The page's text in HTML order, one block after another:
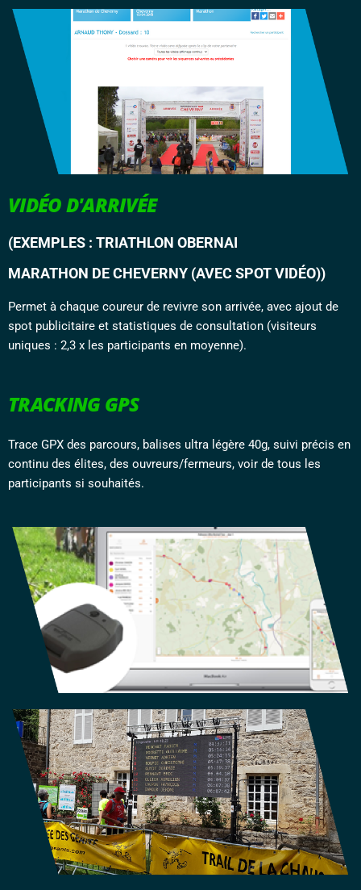
VIDÉO D'ARRIVÉE
(EXEMPLES : TRIATHLON OBERNAI
MARATHON DE CHEVERNY (AVEC SPOT VIDÉO))
Permet à chaque coureur de revivre son arrivée, avec ajout de
spot publicitaire et statistiques de consultation (visiteurs
uniques : 2,3 x les participants en moyenne).
TRACKING GPS
Trace GPX des parcours, balises ultra légère 40g, suivi précis en
continu des élites, des ouvreurs/fermeurs, voir de tous les
participants si souhaités.